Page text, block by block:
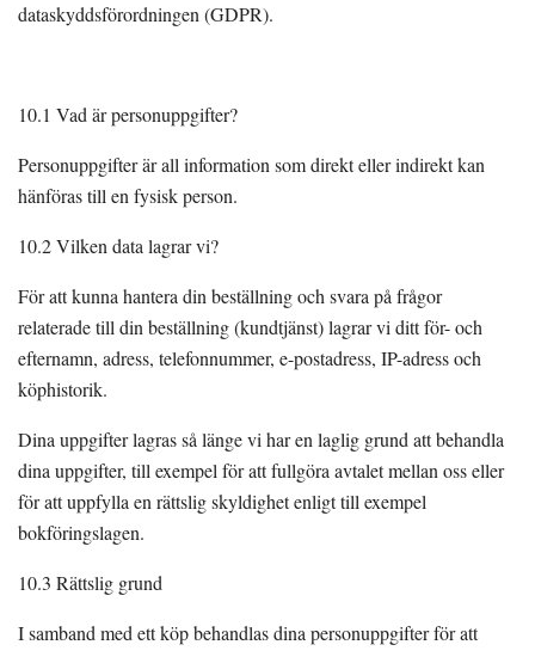
dataskyddsförordningen (GDPR).
10.1 Vad är personuppgifter?
Personuppgifter är all information som direkt eller indirekt kan
hänföras till en fysisk person.
10.2 Vilken data lagrar vi?
För att kunna hantera din beställning och svara på frågor
relaterade till din beställning (kundtjänst) lagrar vi ditt för- och
efternamn, adress, telefonnummer, e-postadress, IP-adress och
köphistorik.
Dina uppgifter lagras så länge vi har en laglig grund att behandla
dina uppgifter, till exempel för att fullgöra avtalet mellan oss eller
för att uppfylla en rättslig skyldighet enligt till exempel
bokföringslagen.
10.3 Rättslig grund
I samband med ett köp behandlas dina personuppgifter för att